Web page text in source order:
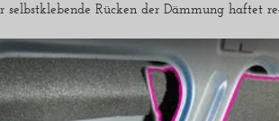
selbstklebende Rücken der Dämmung haftet